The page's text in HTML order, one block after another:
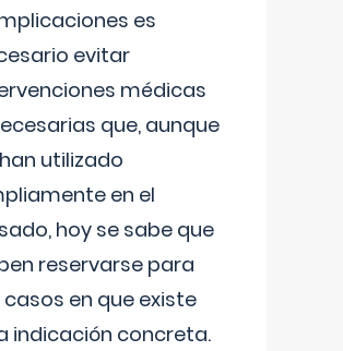
es
evitar
médicas
que, aunque
utilizado
en el
hoy se sabe que
reservarse para
casos en que existe
indicación concreta.